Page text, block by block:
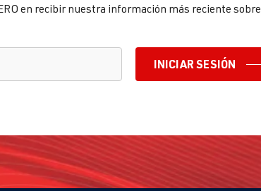
en recibir nuestra información más reciente sobre
INICIAR SESIÓN